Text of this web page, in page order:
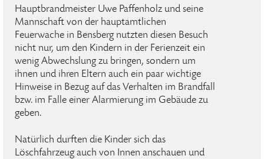
Hauptbrandmeister Uwe Paffenholz und seine
Mannschaft von der hauptamtlichen
Feuerwache in Bensberg nutzten diesen Besuch
nicht nur, um den Kindern in der Ferienzeit ein
wenig Abwechslung zu bringen, sondern um
ihnen und ihren Eltern auch ein paar wichtige
Hinweise in Bezug auf das Verhalten im Brandfall
bzw. im Falle einer Alarmierung im Gebäude zu
geben.
Natürlich durften die Kinder sich das
Löschfahrzeug auch von Innen anschauen und